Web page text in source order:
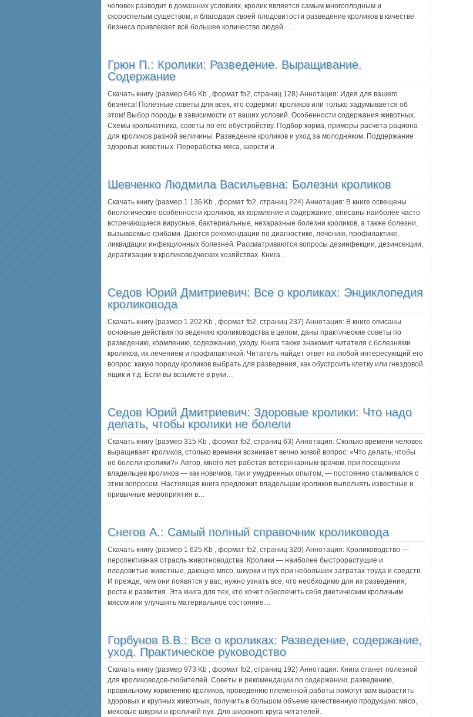
человек разводит в домашних условиях, кролик является самым многоплодным и
скороспелым существом, и благодаря своей плодовитости разведение кроликов в качестве
бизнеса привлекает всё большее количество людей.…
Грюн П.: Кролики: Разведение. Выращивание.
Содержание
Скачать книгу (размер 646 Kb , формат fb2, страниц 128) Аннотация: Идея для вашего
бизнеса! Полезные советы для всех, кто содержит кроликов или только задумывается об
этом! Выбор породы в зависимости от ваших условий. Особенности содержания животных.
Схемы крольчатника, советы по его обустройству. Подбор корма, примеры расчета рациона
для кроликов разной величины. Разведение кроликов и уход за молодняком. Поддержание
здоровья животных. Переработка мяса, шерсти и…
Шевченко Людмила Васильевна: Болезни кроликов
Скачать книгу (размер 1 136 Kb , формат fb2, страниц 224) Аннотация: В книге освещены
биологические особенности кроликов, их кормление и содержание, описаны наиболее часто
встречающиеся вирусные, бактериальные, незаразные болезни кроликов, а также болезни,
вызываемые грибами. Даются рекомендации по диагностике, лечению, профилактике,
ликвидации инфекционных болезней. Рассматриваются вопросы дезинфекции, дезинсекции,
дератизации в кролиководческих хозяйствах. Книга…
Седов Юрий Дмитриевич: Все о кроликах: Энциклопедия
кроликовода
Скачать книгу (размер 1 202 Kb , формат fb2, страниц 237) Аннотация: В книге описаны
основные действия по ведению кролиководства в целом, даны практические советы по
разведению, кормлению, содержанию, уходу. Книга также знакомит читателя с болезнями
кроликов, их лечением и профилактикой. Читатель найдет ответ на любой интересующий его
вопрос: какую породу кроликов выбрать для разведения, как обустроить клетку или гнездовой
ящик и т.д. Если вы возьмете в руки…
Седов Юрий Дмитриевич: Здоровые кролики: Что надо
делать, чтобы кролики не болели
Скачать книгу (размер 315 Kb , формат fb2, страниц 63) Аннотация: Сколько времени человек
выращивает кроликов, столько времени возникает вечно живой вопрос: «Что делать, чтобы
не болели кролики?» Автор, много лет работая ветеринарным врачом, при посещении
владельцев кроликов — как новичков, так и умудренных опытом, — постоянно сталкивался с
этим вопросом. Настоящая книга предложит владельцам кроликов выполнять известные и
привычные мероприятия в…
Снегов А.: Самый полный справочник кроликовода
Скачать книгу (размер 1 625 Kb , формат fb2, страниц 320) Аннотация: Кролиководство —
перспективная отрасль животноводства. Кролики — наиболее быстрорастущие и
плодовитые животные, дающие мясо, шкурки и пух при небольших затратах труда и средств.
И прежде, чем они появятся у вас, нужно уз­нать все, что необходимо для их разведения,
роста и развития. Эта книга для тех, кто хочет обеспечить себя диетическим кроличьим
мясом или улучшить материальное состояние…
Горбунов В.В.: Все о кроликах: Разведение, содержание,
уход. Практическое руководство
Скачать книгу (размер 973 Kb , формат fb2, страниц 192) Аннотация: Книга станет полезной
для кролиководов-любителей. Со­веты и рекомендации по содержанию, разведению,
правильному кормлению кроликов, проведению племенной работы по­могут вам вырастить
здоровых и крупных животных, получить в большом объеме качественную продукцию: мясо,
меховые шкурки и кроличий пух. Для широкого круга читателей.